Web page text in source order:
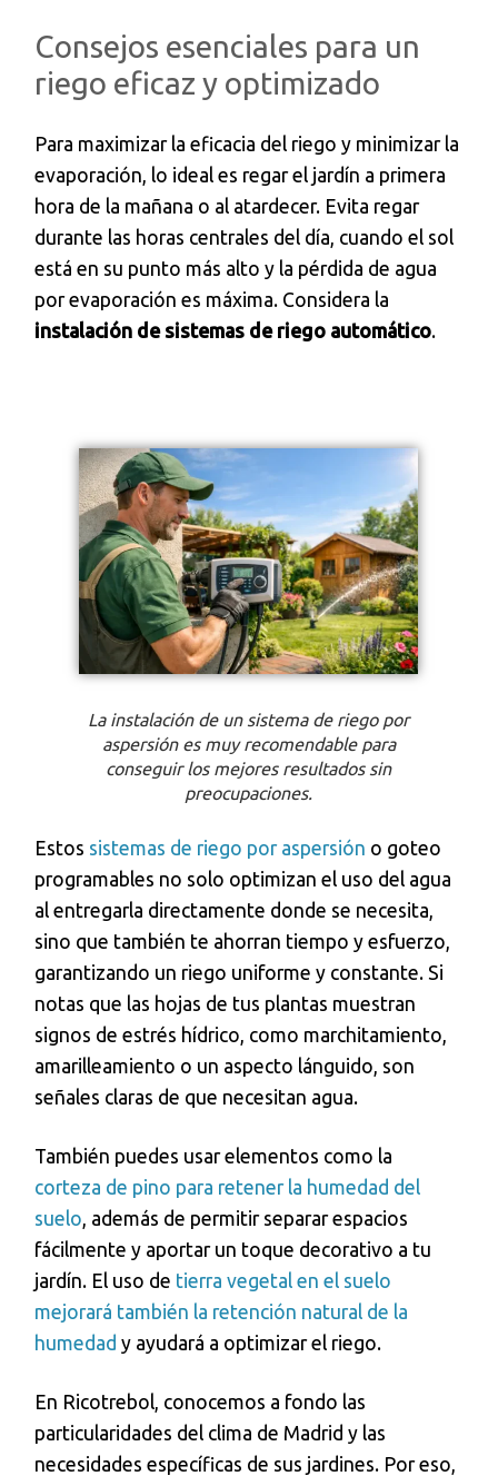
Consejos esenciales para un
riego eficaz y optimizado
Para maximizar la eficacia del riego y minimizar la
evaporación, lo ideal es regar el jardín a primera
hora de la mañana o al atardecer. Evita regar
durante las horas centrales del día, cuando el sol
está en su punto más alto y la pérdida de agua
por evaporación es máxima. Considera la
instalación de sistemas de riego automático.
La instalación de un sistema de riego por
aspersión es muy recomendable para
conseguir los mejores resultados sin
preocupaciones.
Estos sistemas de riego por aspersión o goteo
programables no solo optimizan el uso del agua
al entregarla directamente donde se necesita,
sino que también te ahorran tiempo y esfuerzo,
garantizando un riego uniforme y constante. Si
notas que las hojas de tus plantas muestran
signos de estrés hídrico, como marchitamiento,
amarilleamiento o un aspecto lánguido, son
señales claras de que necesitan agua.
También puedes usar elementos como la
corteza de pino para retener la humedad del
suelo , además de permitir separar espacios
fácilmente y aportar un toque decorativo a tu
jardín. El uso de tierra vegetal en el suelo
mejorará también la retención natural de la
humedad y ayudará a optimizar el riego.
En Ricotrebol, conocemos a fondo las
particularidades del clima de Madrid y las
necesidades específicas de sus jardines. Por eso,